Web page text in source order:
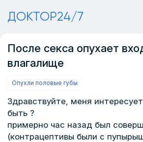
ДОКТОР24/7
После секса опухает
влагалище
Опухли половые губы
Здравствуйте, меня
быть ?
примерно час назад был
(контрацептивы были с